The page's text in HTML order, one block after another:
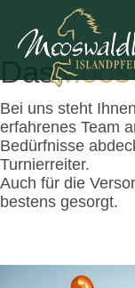
Das
Bei uns steht
erfahrenes Team
Bedürfnisse
Turnierreiter.
Auch für die
bestens gesorgt.